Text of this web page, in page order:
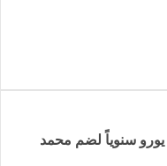
يعرض 17 مليون يورو سنوياً لضم محمد